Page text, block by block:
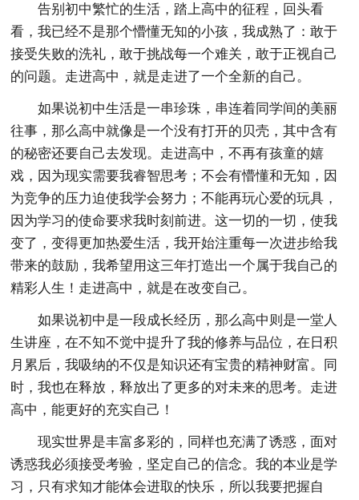
告别初中繁忙的生活，踏上高中的征程，回头看
看，我已经不是那个懵懂无知的小孩，我成熟了：敢于
接受失败的洗礼，敢于挑战每一个难关，敢于正视自己
的问题。走进高中，就是走进了一个全新的自己。
如果说初中生活是一串珍珠，串连着同学间的美丽
往事，那么高中就像是一个没有打开的贝壳，其中含有
的秘密还要自己去发现。走进高中，不再有孩童的嬉
戏，因为现实需要我睿智思考；不会有懵懂和无知，因
为竞争的压力迫使我学会努力；不能再玩心爱的玩具，
因为学习的使命要求我时刻前进。这一切的一切，使我
变了，变得更加热爱生活，我开始注重每一次进步给我
带来的鼓励，我希望用这三年打造出一个属于我自己的
精彩人生！走进高中，就是在改变自己。
如果说初中是一段成长经历，那么高中则是一堂人
生讲座，在不知不觉中提升了我的修养与品位，在日积
月累后，我吸纳的不仅是知识还有宝贵的精神财富。同
时，我也在释放，释放出了更多的对未来的思考。走进
高中，能更好的充实自己！
现实世界是丰富多彩的，同样也充满了诱惑，面对
诱惑我必须接受考验，坚定自己的信念。我的本业是学
习，只有求知才能体会进取的快乐，所以我要把握自